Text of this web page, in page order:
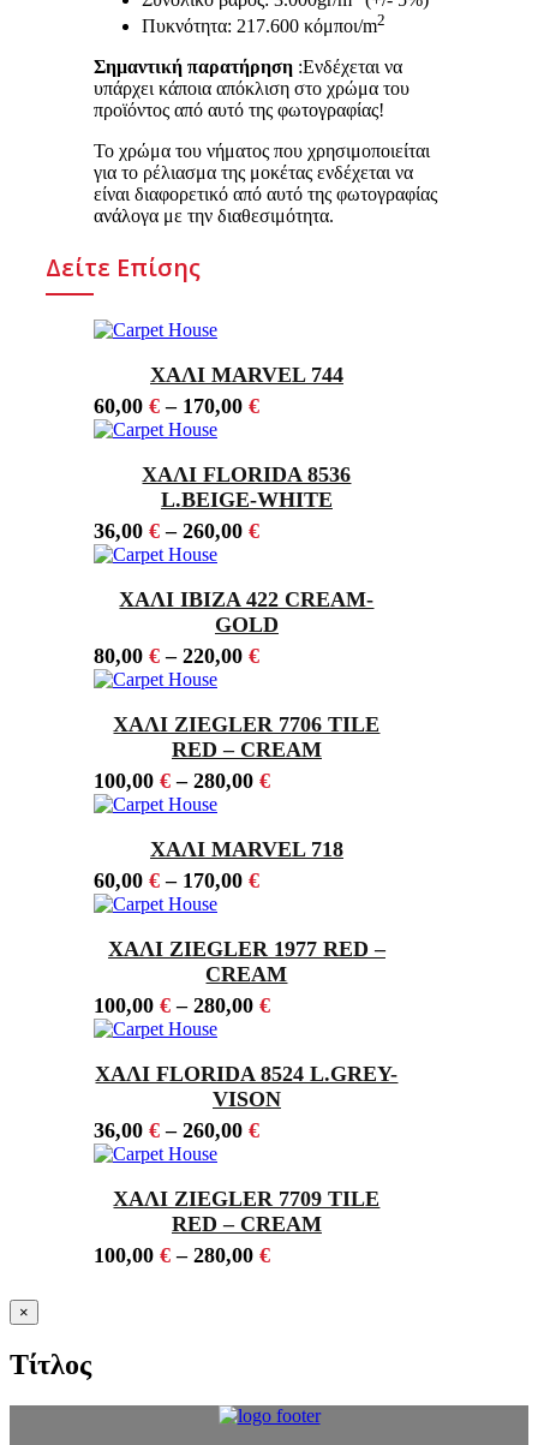
Πυκνότητα: 217.600 κόμποι/m2
Σημαντική παρατήρηση:Ενδέχεται να
υπάρχει κάποια απόκλιση στο χρώμα του
προϊόντος από αυτό της φωτογραφίας!
Το χρώμα του νήματος που χρησιμοποιείται
για το ρέλιασμα της μοκέτας ενδέχεται να
είναι διαφορετικό από αυτό της φωτογραφίας
ανάλογα με την διαθεσιμότητα.
Δείτε Επίσης
ΧΑΛΙ MARVEL 744
60,00 €– 170,00 €
ΧΑΛΙ FLORIDA 8536
L.BEIGE-WHITE
36,00 €– 260,00 €
ΧΑΛΙ IBIZA 422 CREAM-
GOLD
80,00 €– 220,00 €
ΧΑΛΙ ZIEGLER 7706 TILE
RED – CREAM
100,00 €– 280,00 €
ΧΑΛΙ MARVEL 718
60,00 €– 170,00 €
ΧΑΛΙ ZIEGLER 1977 RED –
CREAM
100,00 €– 280,00 €
ΧΑΛΙ FLORIDA 8524 L.GREY-
VISON
36,00 €– 260,00 €
ΧΑΛΙ ZIEGLER 7709 TILE
RED – CREAM
100,00 €– 280,00 €
Κλείσιμο
γρήγορης
προϊόντος
×
Τίτλος